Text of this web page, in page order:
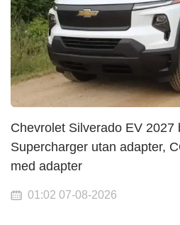
Chevrolet Silverado EV 2027
Supercharger utan adapter,
med adapter
01:02 07-08-2026